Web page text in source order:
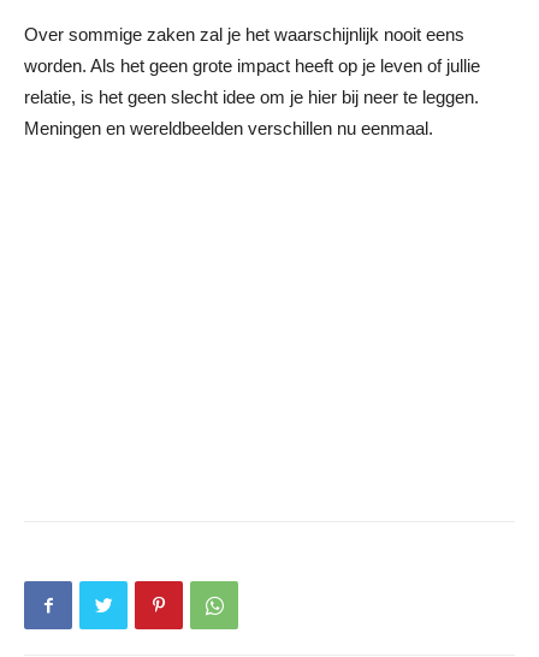
Over sommige zaken zal je het waarschijnlijk nooit eens
worden. Als het geen grote impact heeft op je leven of jullie
relatie, is het geen slecht idee om je hier bij neer te leggen.
Meningen en wereldbeelden verschillen nu eenmaal.